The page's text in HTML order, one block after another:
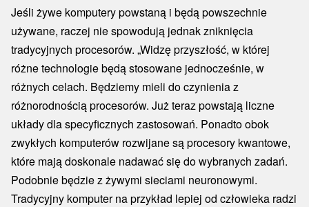
Jeśli żywe komputery powstaną i będą powszechnie
używane, raczej nie spowodują jednak zniknięcia
tradycyjnych procesorów. „Widzę przyszłość, w której
różne technologie będą stosowane jednocześnie, w
różnych celach. Będziemy mieli do czynienia z
różnorodnością procesorów. Już teraz powstają liczne
układy dla specyficznych zastosowań. Ponadto obok
zwykłych komputerów rozwijane są procesory kwantowe,
które mają doskonale nadawać się do wybranych zadań.
Podobnie będzie z żywymi sieciami neuronowymi.
Tradycyjny komputer na przykład lepiej od człowieka radzi